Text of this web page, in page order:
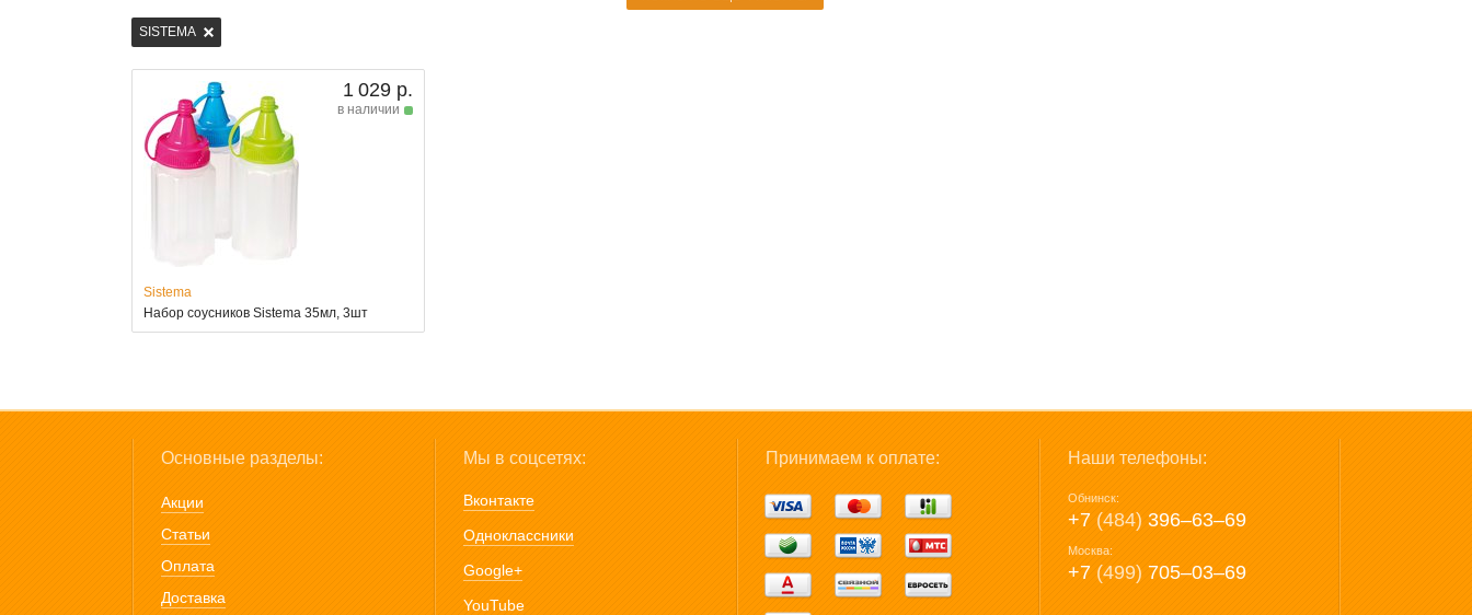
SISTEMA
1 029 р.
в наличии
Sistema
Набор соусников Sistema 35мл, 3шт
Основные разделы:
Акции
Статьи
Оплата
Доставка
Мы в соцсетях:
Вконтакте
Одноклассники
Google+
YouTube
Принимаем к оплате: Наши телефоны:
Обнинск:
+7 (484) 396‒63‒69
Москва:
+7 (499) 705‒03‒69